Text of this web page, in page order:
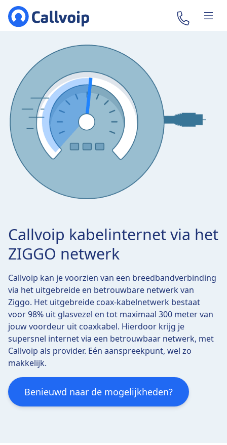
Callvoip kabelinternet via het
ZIGGO netwerk
Callvoip kan je voorzien van een breedbandverbinding
via het uitgebreide en betrouwbare netwerk van
Ziggo. Het uitgebreide coax-kabelnetwerk bestaat
voor 98% uit glasvezel en tot maximaal 300 meter van
jouw voordeur uit coaxkabel. Hierdoor krijg je
supersnel internet via een betrouwbaar netwerk, met
Callvoip als provider. Eén aanspreekpunt, wel zo
makkelijk.
Benieuwd naar de mogelijkheden?